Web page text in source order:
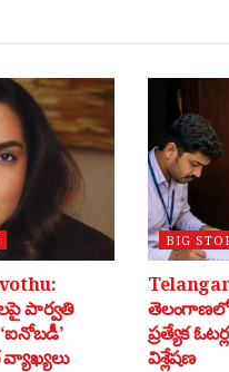
పార్వతి
వ్యాఖ్యలు
BIG
తెలంగాణలో
ప్రత్యేక
విశ్లేషణ